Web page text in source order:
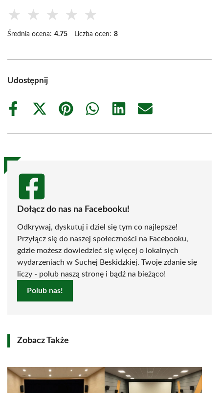
★ ★ ★ ★ ★
Średnia ocena: 4.75 Liczba ocen: 8
Udostępnij
Share
Share
(Twitter)
Share
Share
Share
Share
Dołącz do nas na Facebooku!
Odkrywaj, dyskutuj i dziel się tym co najlepsze!
Przyłącz się do naszej społeczności na Facebooku,
gdzie możesz dowiedzieć się więcej o lokalnych
wydarzeniach w Suchej Beskidzkiej. Twoje zdanie się
liczy - polub naszą stronę i bądź na bieżąco!
Polub nas!
Zobacz Także